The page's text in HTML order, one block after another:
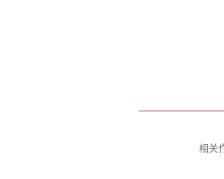
相关